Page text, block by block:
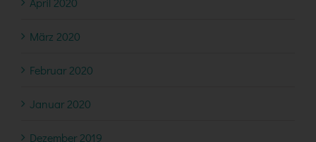
März 2020
Februar 2020
Januar 2020
Dezember 2019